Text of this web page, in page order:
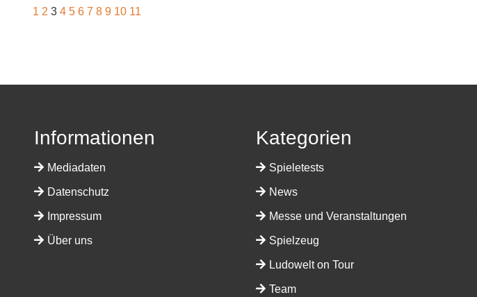
1 2 3 4 5 6 7 8 9 10 11
Informationen
Mediadaten
Datenschutz
Impressum
Über uns
Kategorien
Spieletests
News
Messe und Veranstaltungen
Spielzeug
Ludowelt on Tour
Team